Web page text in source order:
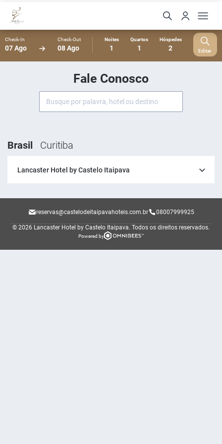
Check-In
07 Ago
Check-Out
08 Ago
Noites
1
Quartos
1
Hóspedes
2 Editar
Fale Conosco
Brasil Curitiba
Lancaster Hotel by Castelo Itaipava
reservas@castelodeitaipavahoteis.com.br 08007999925
© 2026 Lancaster Hotel by Castelo Itaipava. Todos os direitos reservados.
Powered by